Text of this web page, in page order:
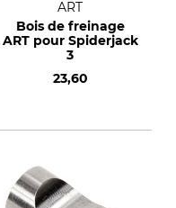
ART
Bois de freinage
ART pour Spiderjack
3
23,60